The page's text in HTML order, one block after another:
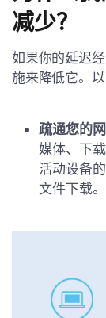
减少？
如果你的延迟
施来降低它。
疏通您的网
媒体、下
活动设备
文件下载。